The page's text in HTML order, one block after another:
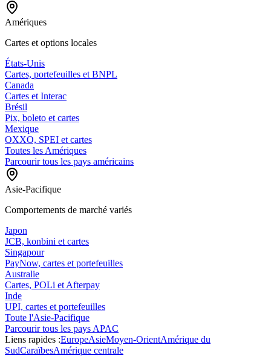
Amériques
Cartes et options locales
États-Unis
Cartes, portefeuilles et BNPL
Canada
Cartes et Interac
Brésil
Pix, boleto et cartes
Mexique
OXXO, SPEI et cartes
Toutes les Amériques
Parcourir tous les pays américains
Asie-Pacifique
Comportements de marché variés
Japon
JCB, konbini et cartes
Singapour
PayNow, cartes et portefeuilles
Australie
Cartes, POLi et Afterpay
Inde
UPI, cartes et portefeuilles
Toute l'Asie-Pacifique
Parcourir tous les pays APAC
Liens rapides :EuropeAsieMoyen-OrientAmérique du
SudCaraïbesAmérique centrale